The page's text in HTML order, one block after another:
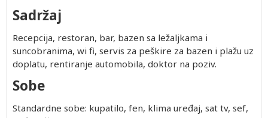
Sadržaj
Recepcija, restoran, bar, bazen sa ležaljkama i
suncobranima, wi fi, servis za peškire za bazen i plažu uz
doplatu, rentiranje automobila, doktor na poziv.
Sobe
Standardne sobe: kupatilo, fen, klima uređaj, sat tv, sef,